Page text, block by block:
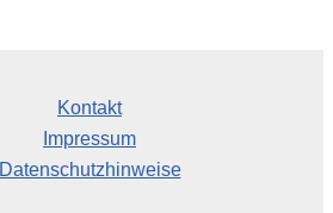
Kontakt
Impressum
Datenschutzhinweise